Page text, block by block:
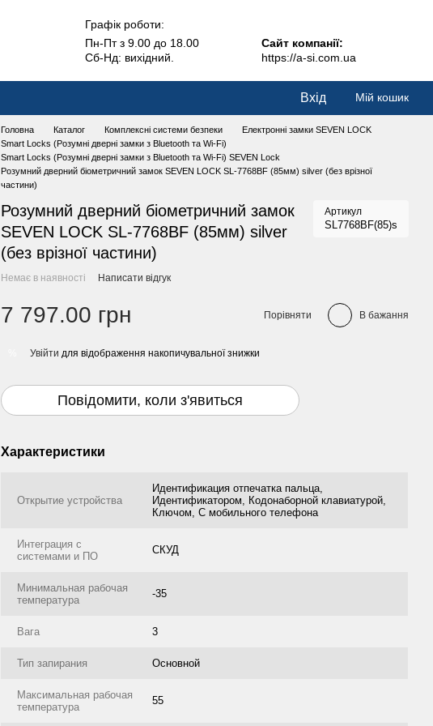
Графік роботи:
Пн-Пт з 9.00 до 18.00
Сб-Нд: вихідний.
Сайт компанії:
https://a-si.com.ua
Вхід Мій кошик
Головна Каталог Комплексні системи безпеки
Електронні замки SEVEN LOCK
Smart Locks (Розумні дверні замки з Bluetooth та Wi-Fi)
Smart Locks (Розумні дверні замки з Bluetooth та Wi-Fi) SEVEN Lock
Розумний дверний біометричний замок SEVEN LOCK SL-7768BF (85мм) silver (без врізної
частини)
Розумний дверний біометричний замок
SEVEN LOCK SL-7768BF (85мм) silver
(без врізної частини)
Артикул
SL7768BF(85)s
Немає в наявності Написати відгук
7 797.00 грн Порівняти В бажання
Увійти для відображення накопичувальної знижки
Повідомити, коли з'явиться
Характеристики
Открытие устройства
Идентификация отпечатка пальца,
Идентификатором, Кодонаборной клавиатурой,
Ключом, С мобильного телефона
Интеграция с
системами и ПО
СКУД
Минимальная рабочая
температура
-35
Вага 3
Тип запирания Основной
Максимальная рабочая
температура
55